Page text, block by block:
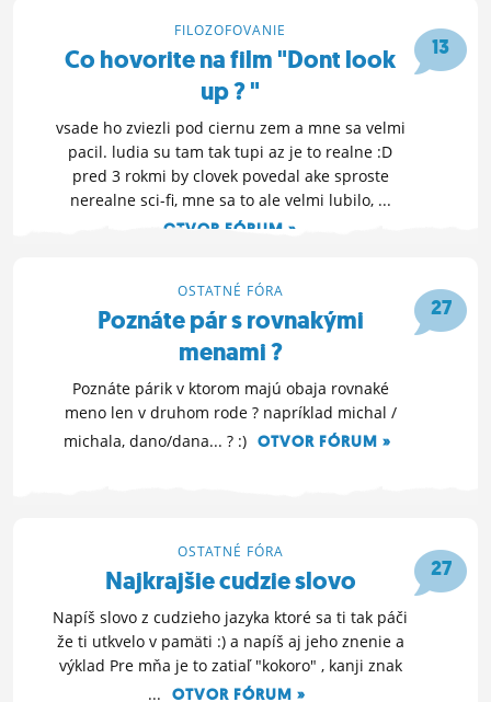
13
FILOZOFOVANIE
Co hovorite na film "Dont look
up ? "
vsade ho zviezli pod ciernu zem a mne sa velmi
pacil. ludia su tam tak tupi az je to realne :D
pred 3 rokmi by clovek povedal ake sproste
nerealne sci-fi, mne sa to ale velmi lubilo, ...
OTVOR FÓRUM »
27
OSTATNÉ FÓRA
Poznáte pár s rovnakými
menami ?
Poznáte párik v ktorom majú obaja rovnaké
meno len v druhom rode ? napríklad michal /
michala, dano/dana... ? :) OTVOR FÓRUM »
27
OSTATNÉ FÓRA
Najkrajšie cudzie slovo
Napíš slovo z cudzieho jazyka ktoré sa ti tak páči
že ti utkvelo v pamäti :) a napíš aj jeho znenie a
výklad Pre mňa je to zatiaľ "kokoro" , kanji znak
...
OTVOR FÓRUM »